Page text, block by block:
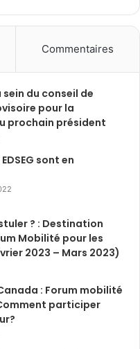
Commentaires
du conseil de
pour la
prochain président
sont en
? : Destination
Mobilité pour les
2023 – Mars 2023)
: Forum mobilité
participer